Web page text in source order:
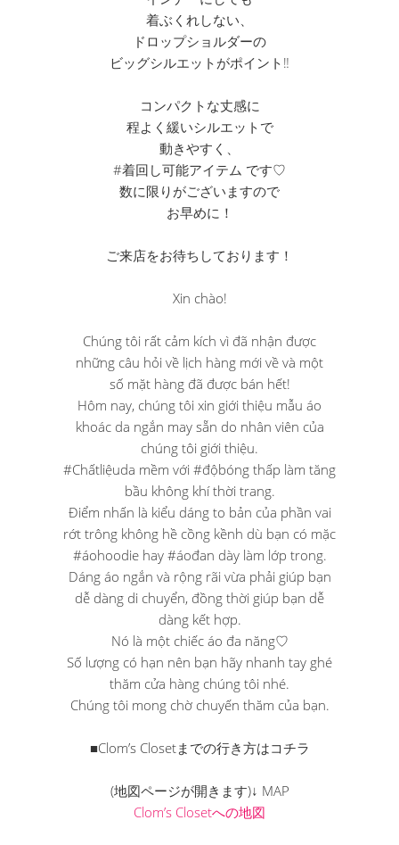
着ぶくれしない、
ドロップショルダーの
ビッグシルエットがポイント‼︎
コンパクトな丈感に
程よく緩いシルエットで
動きやすく、
#着回し可能アイテム です♡
数に限りがございますので
お早めに！
ご来店をお待ちしております！
Xin chào!
Chúng tôi rất cảm kích vì đã nhận được
những câu hỏi về lịch hàng mới về và một
số mặt hàng đã được bán hết!
Hôm nay, chúng tôi xin giới thiệu mẫu áo
khoác da ngắn may sẵn do nhân viên của
chúng tôi giới thiệu.
#Chấtliệuda mềm với #độbóng thấp làm tăng
bầu không khí thời trang.
Điểm nhấn là kiểu dáng to bản của phần vai
rớt trông không hề cồng kềnh dù bạn có mặc
#áohoodie hay #áođan dày làm lớp trong.
Dáng áo ngắn và rộng rãi vừa phải giúp bạn
dễ dàng di chuyển, đồng thời giúp bạn dễ
dàng kết hợp.
Nó là một chiếc áo đa năng♡
Số lượng có hạn nên bạn hãy nhanh tay ghé
thăm cửa hàng chúng tôi nhé.
Chúng tôi mong chờ chuyến thăm của bạn.
■Clom’s Closetまでの行き方はコチラ
(地図ページが開きます)↓ MAP
Clom’s Closetへの地図